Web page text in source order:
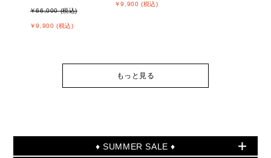
￥66,000 (税込)
￥9,900 (税込)
￥9,900 (税込)
もっと見る
♦ SUMMER SALE ♦